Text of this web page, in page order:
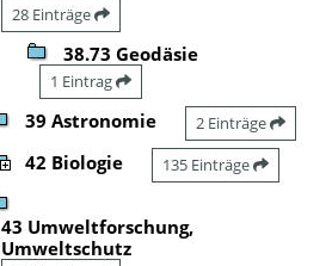
28 Einträge
38.73 Geodäsie
1 Eintrag
39 Astronomie 2 Einträge
42 Biologie 135 Einträge
43 Umweltforschung,
Umweltschutz